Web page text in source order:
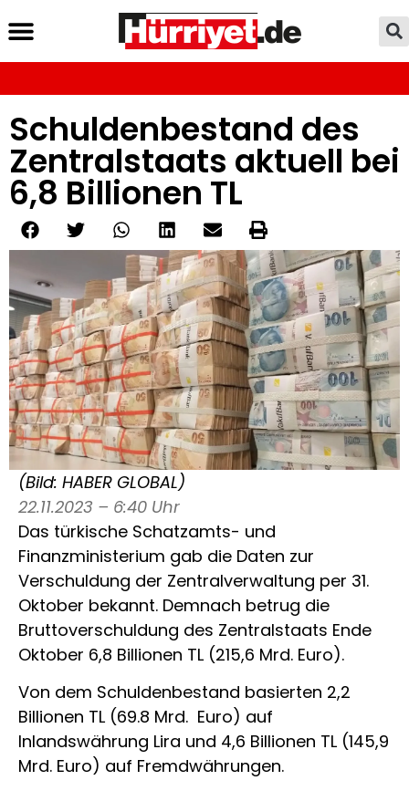
Schuldenbestand des
Zentralstaats aktuell bei
6,8 Billionen TL
(Bild: HABER GLOBAL)
22.11.2023 – 6:40 Uhr
Das türkische Schatzamts- und
Finanzministerium gab die Daten zur
Verschuldung der Zentralverwaltung per 31.
Oktober bekannt. Demnach betrug die
Bruttoverschuldung des Zentralstaats Ende
Oktober 6,8 Billionen TL (215,6 Mrd. Euro).
Von dem Schuldenbestand basierten 2,2
Billionen TL (69.8 Mrd. Euro) auf
Inlandswährung Lira und 4,6 Billionen TL (145,9
Mrd. Euro) auf Fremdwährungen.